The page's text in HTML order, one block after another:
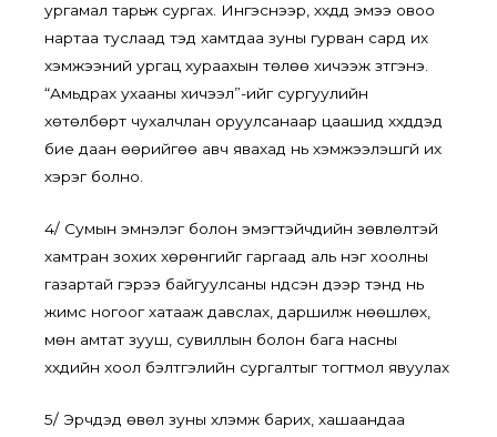
ургамал тарьж сургах. Ингэснээр, хүүхдүүд эмээ овоо
нартаа туслаад тэд хамтдаа зуны гурван сард их
хэмжээний ургац хураахын төлөө хичээж зүтгэнэ.
“Амьдрах ухааны хичээл”-ийг сургуулийн
хөтөлбөрт чухалчлан оруулсанаар цаашид хүүхдүүдэд
бие даан өөрийгөө авч явахад нь хэмжээлэшгүй их
хэрэг болно.
4/ Сумын эмнэлэг болон эмэгтэйчүүдийн зөвлөлтэй
хамтран зохих хөрөнгийг гаргаад аль нэг хоолны
газартай гэрээ байгуулсаны үндсэн дээр тэнд нь
жимс ногоог хатааж давслах, даршилж нөөшлөх,
мөн амтат зууш, сувиллын болон бага насны
хүүхдийн хоол бэлтгэлийн сургалтыг тогтмол явуулах
5/ Эрчүүдэд өвөл зуны хүлэмж барих, хашаандаа